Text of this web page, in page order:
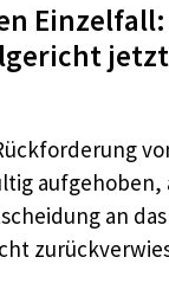
Einzelfall:
aufgehoben,
an das